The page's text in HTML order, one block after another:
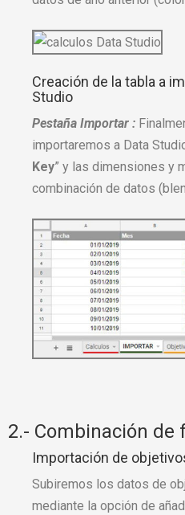
Creación de la tabla a
Studio
Pestaña Importar :
importaremos a Data
Key” y las dimensiones y
combinación de datos
2.- Combinación de
Importación de
Subiremos los datos de
mediante la opción de